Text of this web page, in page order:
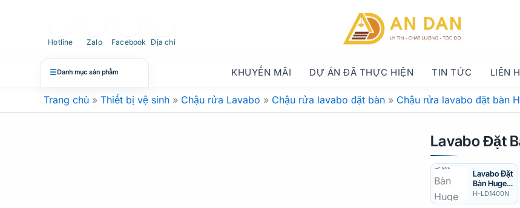
☰ Danh mục sản phẩm
Hotline Zalo Facebook Địa chỉ
KHUYẾN MÃI DỰ ÁN ĐÃ THỰC HIỆN TIN TỨC LIÊN
Trang chủ » Thiết bị vệ sinh » Chậu rửa Lavabo » Chậu rửa lavabo đặt bàn » Chậu rửa lavabo đặt bàn
Lavabo Đặt
Lavabo Đặt
Bàn Huge
H-
LD1400N
H-LD1400N